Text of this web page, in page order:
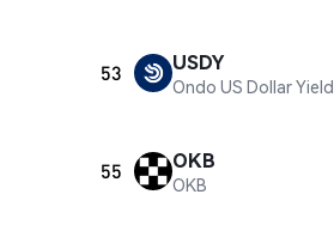
53 USDY
Ondo US Dollar Yield
55 OKB
OKB